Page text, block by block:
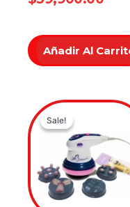
Añadir Al
Sale!
Sale!
was:
is: